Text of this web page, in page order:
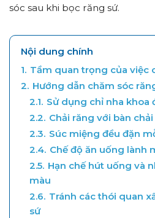
sóc sau khi bọc răng sứ.
Nội dung chính
1. Tầm quan trọng của việc
2. Hướng dẫn chăm sóc
2.1. Sử dụng chỉ nha khoa
2.2. Chải răng với bàn
2.3. Súc miệng đều đặn
2.4. Chế độ ăn uống lành
2.5. Hạn chế hút uống và
màu
2.6. Tránh các thói quan
sứ